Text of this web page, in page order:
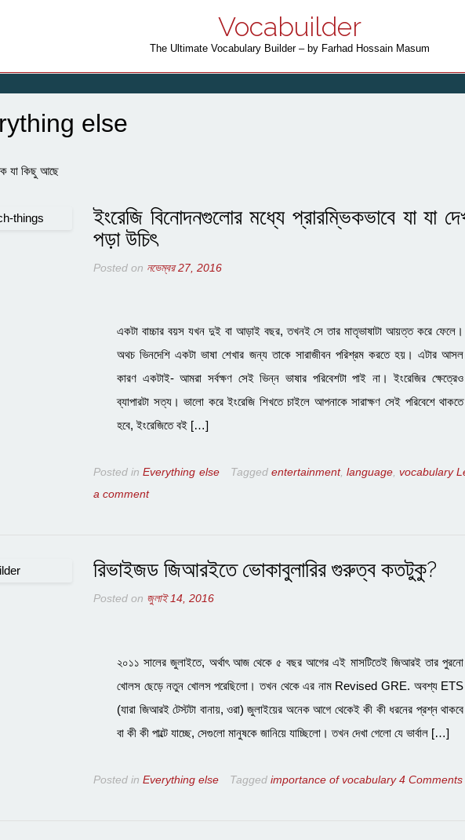
Vocabuilder
The Ultimate Vocabulary Builder – by Farhad Hossain Masum
else
যা কিছু আছে
ইংরেজি বিনোদনগুলোর মধ্যে প্রারম্ভিকভাবে যা যা
পড়া উচিৎ
Posted on নভেম্বর 27, 2016
একটা বাচ্চার বয়স যখন দুই বা আড়াই বছর, তখনই সে তার মাতৃভাষাটা আয়ত্ত করে ফেলে।
অথচ ভিনদেশি একটা ভাষা শেখার জন্য তাকে সারাজীবন পরিশ্রম করতে হয়। এটার আসল
কারণ একটাই- আমরা সর্বক্ষণ সেই ভিন্ন ভাষার পরিবেশটা পাই না। ইংরেজির ক্ষেত্রেও
ব্যাপারটা সত্য। ভালো করে ইংরেজি শিখতে চাইলে আপনাকে সারাক্ষণ সেই পরিবেশে থাকতে
হবে, ইংরেজিতে বই […]
Posted inEverything else Tagged entertainment, language,vocabulary
a comment
রিভাইজড জিআরইতে ভোকাবুলারির গুরুত্ব কতটুকু?
Posted on জুলাই 14, 2016
২০১১ সালের জুলাইতে, অর্থাৎ আজ থেকে ৫ বছর আগের এই মাসটিতেই জিআরই তার পুরনো
খোলস ছেড়ে নতুন খোলস পরেছিলো। তখন থেকে এর নাম Revised GRE. অবশ্য ETS
(যারা জিআরই টেস্টটা বানায়, ওরা) জুলাইয়ের অনেক আগে থেকেই কী কী ধরনের প্রশ্ন থাকবে
বা কী কী পাল্টে যাচ্ছে, সেগুলো মানুষকে জানিয়ে যাচ্ছিলো। তখন দেখা গেলো যে ভার্বাল […]
Posted inEverything else Taggedimportance of vocabulary 4 Comments